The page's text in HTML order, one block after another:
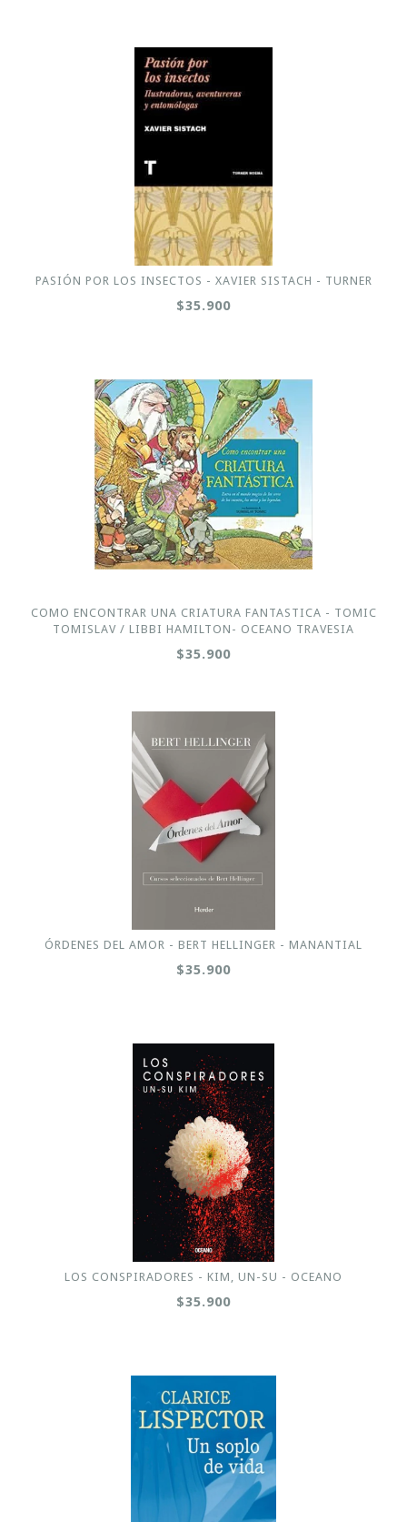
PASIÓN POR LOS INSECTOS - XAVIER SISTACH - TURNER
$35.900
COMO ENCONTRAR UNA CRIATURA FANTASTICA - TOMIC
TOMISLAV / LIBBI HAMILTON- OCEANO TRAVESIA
$35.900
ÓRDENES DEL AMOR - BERT HELLINGER - MANANTIAL
$35.900
LOS CONSPIRADORES - KIM, UN-SU - OCEANO
$35.900